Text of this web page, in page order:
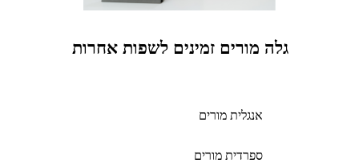
גלה מורים זמינים לשפות אחרות
אנגלית מורים
ספרדית מורים